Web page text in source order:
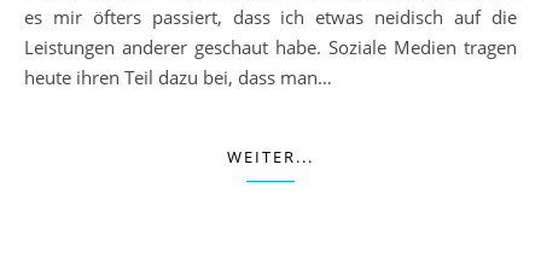
es mir öfters passiert, dass ich etwas neidisch auf die
Leistungen anderer geschaut habe. Soziale Medien tragen
heute ihren Teil dazu bei, dass man…
WEITER...